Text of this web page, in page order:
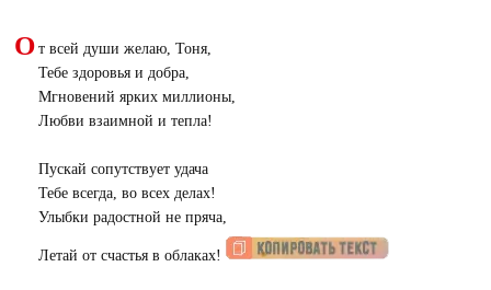
О т всей души желаю, Тоня,
Тебе здоровья и добра,
Мгновений ярких миллионы,
Любви взаимной и тепла!
Пускай сопутствует удача
Тебе всегда, во всех делах!
Улыбки радостной не пряча,
Летай от счастья в облаках!